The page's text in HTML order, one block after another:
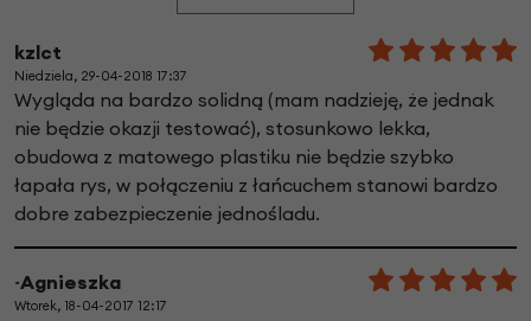
kzlct
Niedziela, 29-04-2018 17:37
Wygląda na bardzo solidną (mam nadzieję, że jednak
nie będzie okazji testować), stosunkowo lekka,
obudowa z matowego plastiku nie będzie szybko
łapała rys, w połączeniu z łańcuchem stanowi bardzo
dobre zabezpieczenie jednośladu.
~Agnieszka
Wtorek, 18-04-2017 12:17